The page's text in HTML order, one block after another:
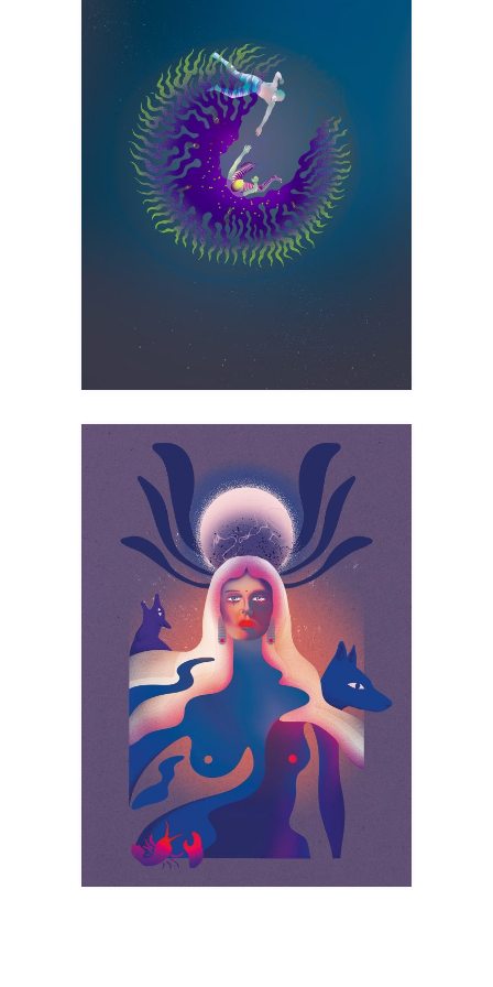
INTO DEPTH
Art Digital Painting
LA LUNE
Tarot